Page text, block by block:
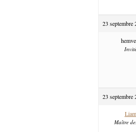
23 septembre
23 septembre
Liam
Maître